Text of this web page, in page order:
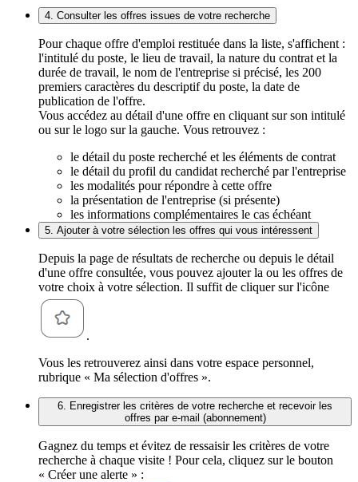
4. Consulter les offres issues de votre recherche
Pour chaque offre d'emploi restituée dans la liste, s'affichent :
l'intitulé du poste, le lieu de travail, la nature du contrat et la
durée de travail, le nom de l'entreprise si précisé, les 200
premiers caractères du descriptif du poste, la date de
publication de l'offre.
Vous accédez au détail d'une offre en cliquant sur son intitulé
ou sur le logo sur la gauche. Vous retrouvez :
le détail du poste recherché et les éléments de contrat
le détail du profil du candidat recherché par l'entreprise
les modalités pour répondre à cette offre
la présentation de l'entreprise (si présente)
les informations complémentaires le cas échéant
5. Ajouter à votre sélection les offres qui vous intéressent
Depuis la page de résultats de recherche ou depuis le détail
d'une offre consultée, vous pouvez ajouter la ou les offres de
votre choix à votre sélection. Il suffit de cliquer sur l'icône
.
Vous les retrouverez ainsi dans votre espace personnel,
rubrique « Ma sélection d'offres ».
6. Enregistrer les critères de votre recherche et recevoir les
offres par e-mail (abonnement)
Gagnez du temps et évitez de ressaisir les critères de votre
recherche à chaque visite ! Pour cela, cliquez sur le bouton
« Créer une alerte » :